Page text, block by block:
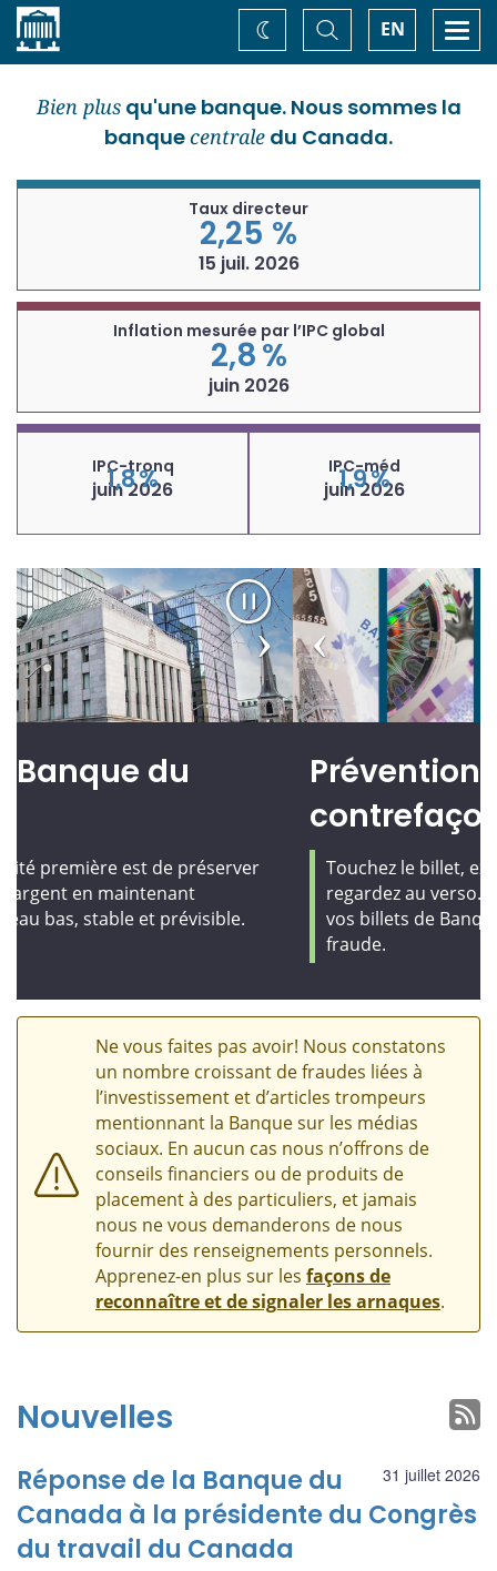
Accueil EN
Basculer
la
recherche
Changez
de
Bien plusqu'une banque. Nous sommes la
banquecentrale du Canada.
Taux directeur
2,25 %
15 juil. 2026
Inflation mesurée par l’IPC global
2,8 %
juin 2026
IPC-tronq
1,8 %
juin 2026
IPC-méd
1,9 %
juin 2026
Diapositive
précédente
Prévention de la
Touchez le billet, examinez-le, inclinez-le et
regardez au verso. Découvrez comment vérifier
vos billets de Banque et vous protéger contre la
Arrêt
Ne vous faites pas avoir! Nous constatons
un nombre croissant de fraudes liées à
l’investissement et d’articles trompeurs
mentionnant la Banque sur les médias
sociaux. En aucun cas nous n’offrons de
conseils financiers ou de produits de
placement à des particuliers, et jamais
nous ne vous demanderons de nous
fournir des renseignements personnels.
Apprenez-en plus sur les façons de
reconnaître et de signaler les arnaques.
Nouvelles
31 juillet 2026
Réponse de la Banque du
Canada à la présidente du Congrès
du travail du Canada